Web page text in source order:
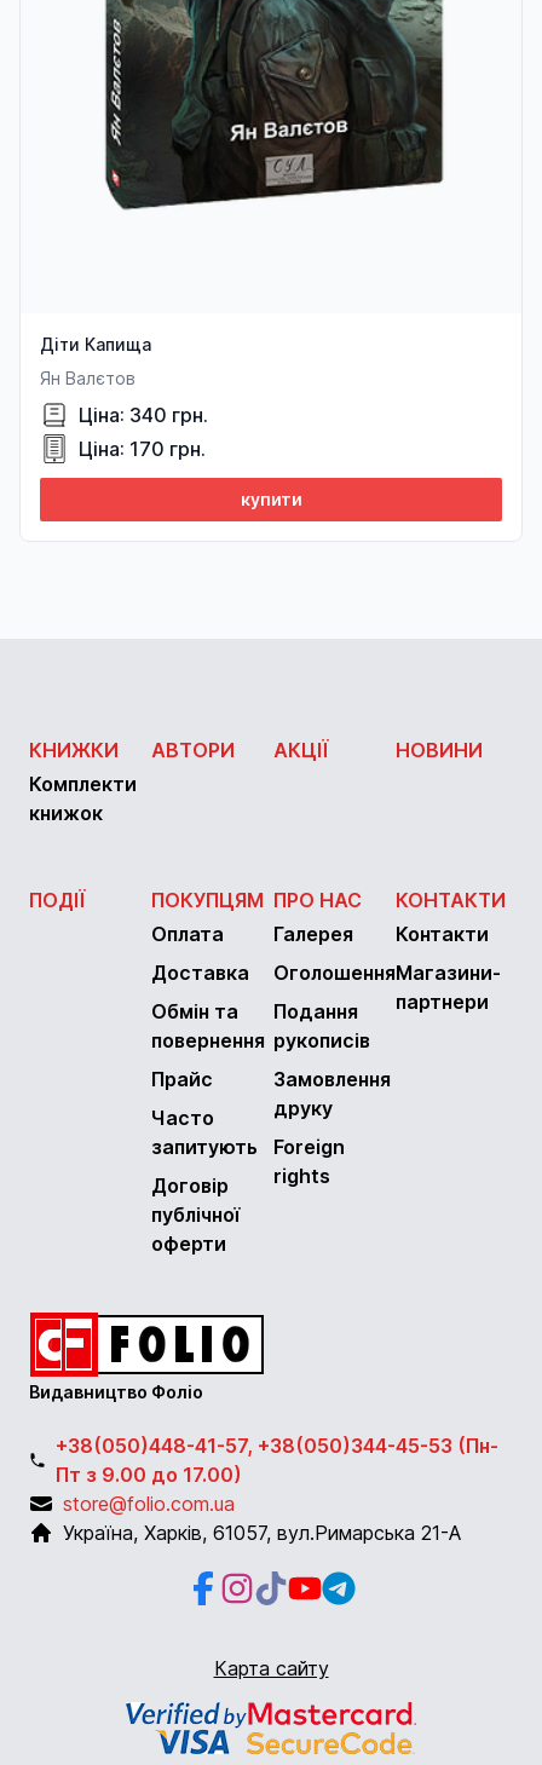
Діти Капища
Ян Валєтов
Ціна: 340 грн.
Ціна: 170 грн.
купити
КНИЖКИ
Комплекти
книжок
АВТОРИ АКЦІЇ НОВИНИ
ПОДІЇ
ПОКУПЦЯМ
Оплата
Доставка
Обмін та
повернення
Прайс
Часто
запитують
Договір
публічної
оферти
ПРО НАС
Галерея
Оголошення
Подання
рукописів
Замовлення
друку
Foreign
rights
КОНТАКТИ
Контакти
Магазини-
партнери
Видавництво Фоліо
+38(050)448-41-57, +38(050)344-45-53 (Пн-
Пт з 9.00 до 17.00)
store@folio.com.ua
Україна, Харків, 61057, вул.Римарська 21-А
Facebook
Instagram
Instagram
YoutubeTelegram
Карта сайту